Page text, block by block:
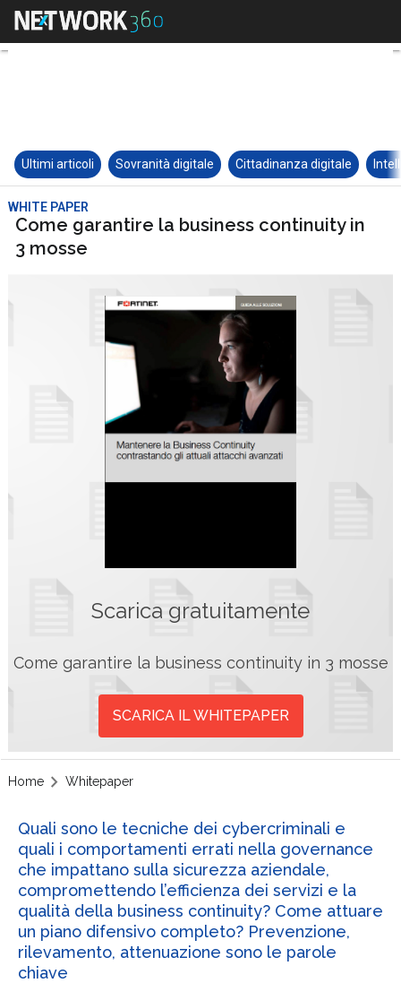
Ultimi articoli Sovranità digitale Cittadinanza digitale
WHITE PAPER
Come garantire la business continuity in
3 mosse
Scarica gratuitamente
Come garantire la business continuity in 3 mosse
SCARICA IL WHITEPAPER
Home Whitepaper
Quali sono le tecniche dei cybercriminali e
quali i comportamenti errati nella governance
che impattano sulla sicurezza aziendale,
compromettendo l’efficienza dei servizi e la
qualità della business continuity? Come attuare
un piano difensivo completo? Prevenzione,
rilevamento, attenuazione sono le parole
chiave